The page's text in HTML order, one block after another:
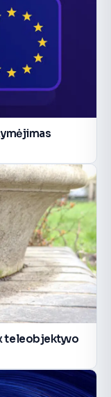
teleobjektyvo